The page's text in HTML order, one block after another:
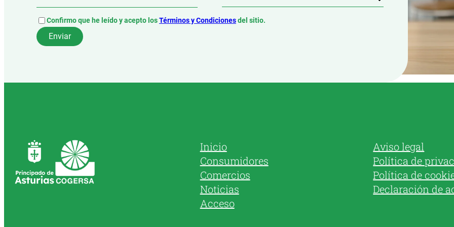
Confirmo que he leído y acepto losTérminos y Condicionesdel sitio.
Inicio
Consumidores
Comercios
Noticias
Acceso
Aviso legal
Política de
Política de
Declaración de